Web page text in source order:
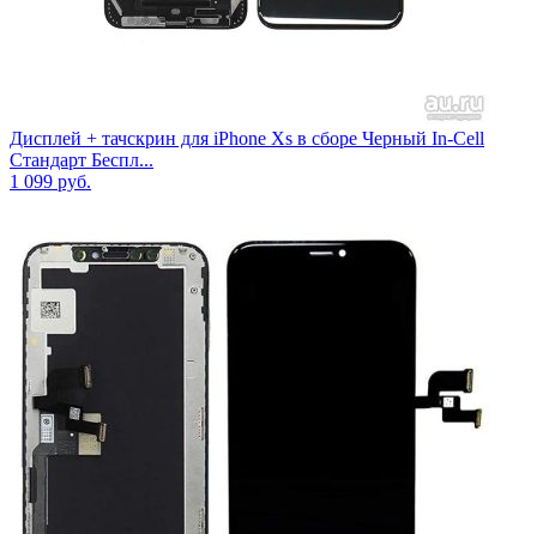
Дисплей + тачскрин для iPhone Xs в сборе Черный In-Cell
Стандарт Беспл...
1 099 руб.